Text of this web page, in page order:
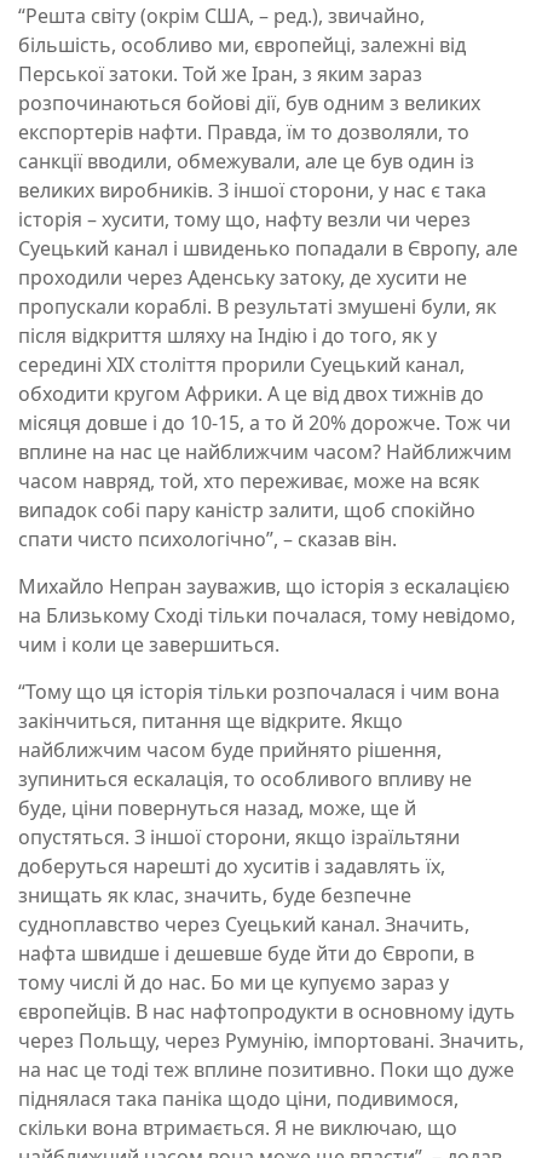
“Решта світу (окрім США, – ред.), звичайно,
більшість, особливо ми, європейці, залежні від
Перської затоки. Той же Іран, з яким зараз
розпочинаються бойові дії, був одним з великих
експортерів нафти. Правда, їм то дозволяли, то
санкції вводили, обмежували, але це був один із
великих виробників. З іншої сторони, у нас є така
історія – хусити, тому що, нафту везли чи через
Суецький канал і швиденько попадали в Європу, але
проходили через Аденську затоку, де хусити не
пропускали кораблі. В результаті змушені були, як
після відкриття шляху на Індію і до того, як у
середині XIX століття прорили Суецький канал,
обходити кругом Африки. А це від двох тижнів до
місяця довше і до 10-15, а то й 20% дорожче. Тож чи
вплине на нас це найближчим часом? Найближчим
часом навряд, той, хто переживає, може на всяк
випадок собі пару каністр залити, щоб спокійно
спати чисто психологічно”, – сказав він.
Михайло Непран зауважив, що історія з ескалацією
на Близькому Сході тільки почалася, тому невідомо,
чим і коли це завершиться.
“Тому що ця історія тільки розпочалася і чим вона
закінчиться, питання ще відкрите. Якщо
найближчим часом буде прийнято рішення,
зупиниться ескалація, то особливого впливу не
буде, ціни повернуться назад, може, ще й
опустяться. З іншої сторони, якщо ізраїльтяни
доберуться нарешті до хуситів і задавлять їх,
знищать як клас, значить, буде безпечне
судноплавство через Суецький канал. Значить,
нафта швидше і дешевше буде йти до Європи, в
тому числі й до нас. Бо ми це купуємо зараз у
європейців. В нас нафтопродукти в основному ідуть
через Польщу, через Румунію, імпортовані. Значить,
на нас це тоді теж вплине позитивно. Поки що дуже
піднялася така паніка щодо ціни, подивимося,
скільки вона втримається. Я не виключаю, що